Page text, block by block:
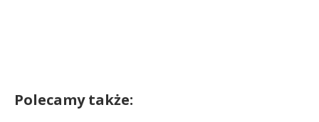
Polecamy także: